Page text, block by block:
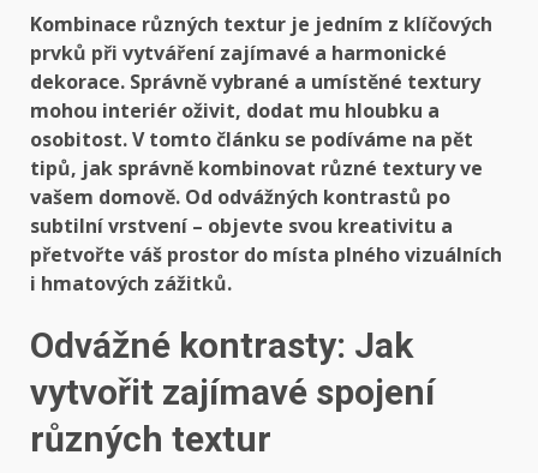
Kombinace různých textur je jedním z klíčových
prvků při vytváření zajímavé a harmonické
dekorace. Správně vybrané a umístěné textury
mohou interiér oživit, dodat mu hloubku a
osobitost. V tomto článku se podíváme na pět
tipů, jak správně kombinovat různé textury ve
vašem domově. Od odvážných kontrastů po
subtilní vrstvení – objevte svou kreativitu a
přetvořte váš prostor do místa plného vizuálních
i hmatových zážitků.
Odvážné kontrasty: Jak
vytvořit zajímavé spojení
různých textur